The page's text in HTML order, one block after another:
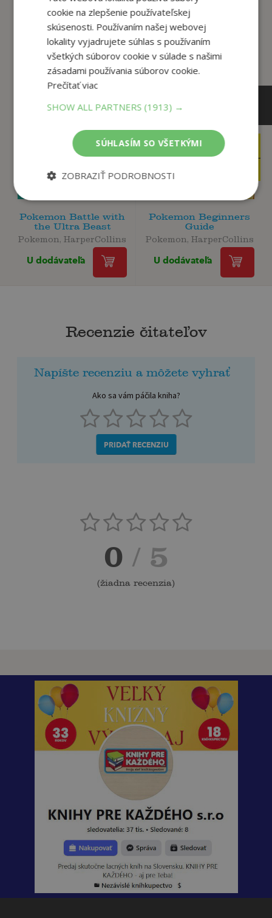
Zákazníci, ktorí si kúpili
tento titul si tiež kúpili
12,95
12
Pokemon Battle with
the Ultra Beast
Pokemon, HarperCollins
U dodávateľa
13
Pokemon Beginners
Guide
Pokemon, HarperCollins
U dodávateľa
Recenzie čitateľov
Napíšte recenziu a môžete vyhrať
Ako sa vám páčila kniha?
PRIDAŤ RECENZIU
0 / 5
(žiadna recenzia)
cookie na zlepšenie používateľskej
skúsenosti. Používaním našej webovej
lokality vyjadrujete súhlas s používaním
všetkých súborov cookie v súlade s našimi
zásadami používania súborov cookie.
Prečítať viac
SHOW ALL PARTNERS (1913) →
SÚHLASÍM SO VŠETKÝMI
ZOBRAZIŤ PODROBNOSTI